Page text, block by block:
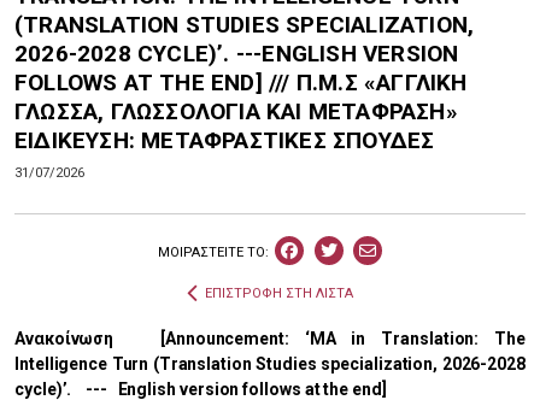
(TRANSLATION STUDIES SPECIALIZATION,
2026-2028 CYCLE)’. ---ENGLISH VERSION
FOLLOWS AT THE END] /// Π.Μ.Σ «ΑΓΓΛΙΚΗ
ΓΛΩΣΣΑ, ΓΛΩΣΣΟΛΟΓΙΑ ΚΑΙ ΜΕΤΑΦΡΑΣΗ»
ΕΙΔΙΚΕΥΣΗ: ΜΕΤΑΦΡΑΣΤΙΚΕΣ ΣΠΟΥΔΕΣ
31/07/2026
ΜΟΙΡΑΣΤEIΤΕ ΤΟ:
ΕΠΙΣΤΡΟΦΗ ΣΤΗ ΛΙΣΤΑ
Ανακοίνωση [Announcement: ‘MA in Translation: The
Intelligence Turn (Translation Studies specialization, 2026-2028
cycle)’. --- English version follows at the end]